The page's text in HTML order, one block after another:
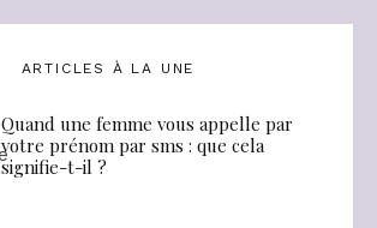
ARTICLES À LA UNE
Quand une femme vous appelle par
votre prénom par sms : que cela
signifie-t-il ?